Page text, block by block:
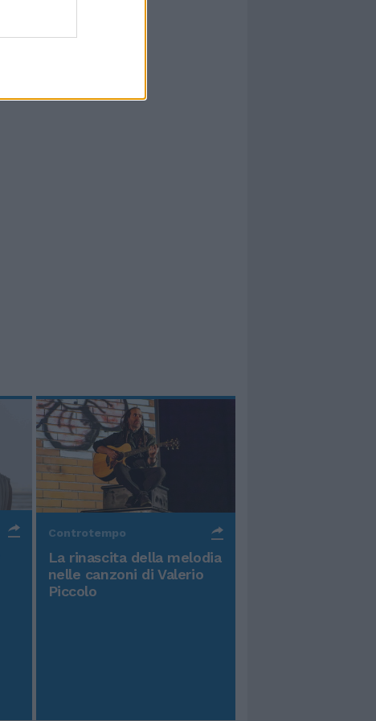
Controtempo
La rinascita della melodia
nelle canzoni di Valerio
Piccolo